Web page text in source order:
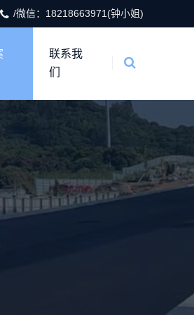
/微信：18218663971(钟小姐)
联系我
们